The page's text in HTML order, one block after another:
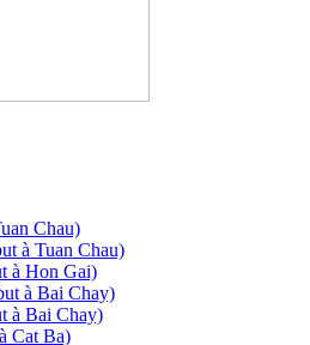
Chau)
à Tuan Chau)
à Hon Gai)
à Bai Chay)
à Bai Chay)
Cat Ba)